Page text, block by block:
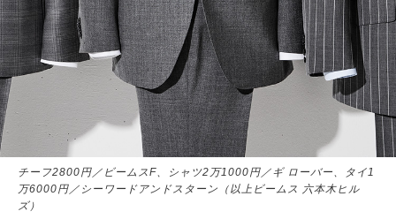
チーフ2800円／ビームスF、シャツ2万1000円／ギ ローバー、タイ1
万6000円／シーワードアンドスターン（以上ビームス 六本木ヒル
ズ）